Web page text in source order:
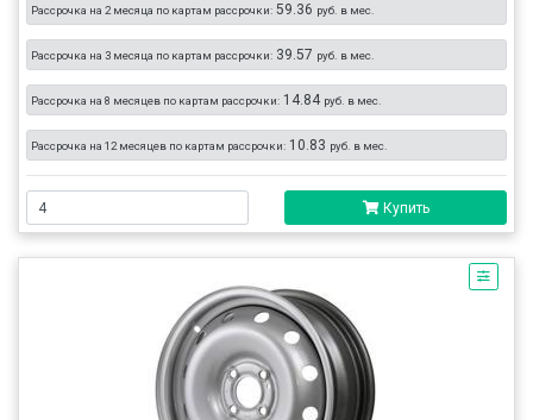
Рассрочка на 2 месяца по картам рассрочки: 59.36 руб. в мес.
Рассрочка на 3 месяца по картам рассрочки: 39.57 руб. в мес.
Рассрочка на 8 месяцев по картам рассрочки: 14.84 руб. в мес.
Рассрочка на 12 месяцев по картам рассрочки: 10.83 руб. в мес.
Купить